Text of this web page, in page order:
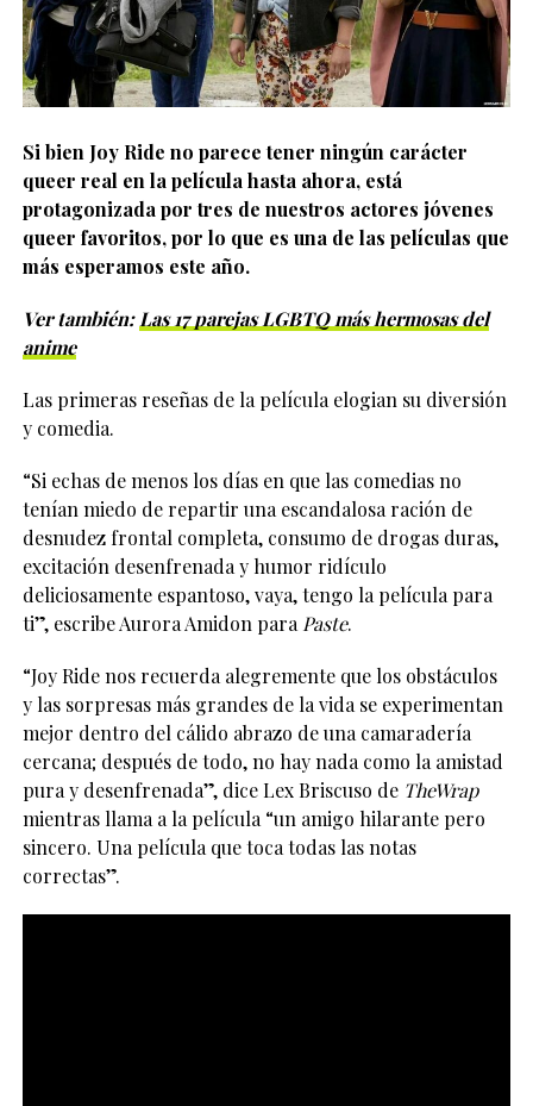
Si bien Joy Ride no parece tener ningún carácter
queer real en la película hasta ahora, está
protagonizada por tres de nuestros actores jóvenes
queer favoritos, por lo que es una de las películas que
más esperamos este año.
Ver también:Las 17 parejas LGBTQ más hermosas del
anime
Las primeras reseñas de la película elogian su diversión
y comedia.
“Si echas de menos los días en que las comedias no
tenían miedo de repartir una escandalosa ración de
desnudez frontal completa, consumo de drogas duras,
excitación desenfrenada y humor ridículo
deliciosamente espantoso, vaya, tengo la película para
ti”, escribe Aurora Amidon paraPaste.
“Joy Ride nos recuerda alegremente que los obstáculos
y las sorpresas más grandes de la vida se experimentan
mejor dentro del cálido abrazo de una camaradería
cercana; después de todo, no hay nada como la amistad
pura y desenfrenada”, dice Lex Briscuso de TheWrap
mientras llama a la película “un amigo hilarante pero
sincero. Una película que toca todas las notas
correctas”.